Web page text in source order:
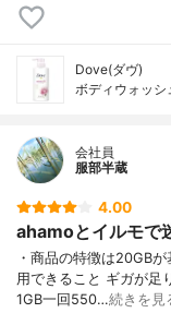
Dove(ダヴ)
ボディウォッ
会社員
服部半蔵
4.00
ahamoとイルモで
・商品の特徴は20GB
用できること ギガが足
1GB一回550…続きを見